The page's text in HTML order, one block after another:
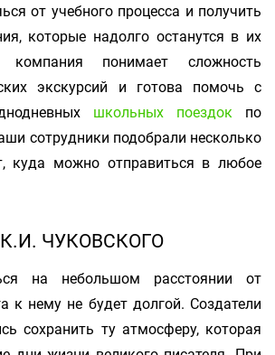
от учебного процесса и получить
которые надолго останутся в их
понимает сложность
экскурсий и готова помочь с
школьных поездок
по
сотрудники подобрали несколько
куда можно отправиться в любое
ЧУКОВСКОГО
на небольшом расстоянии от
к нему не будет долгой. Создатели
сохранить ту атмосферу, которая